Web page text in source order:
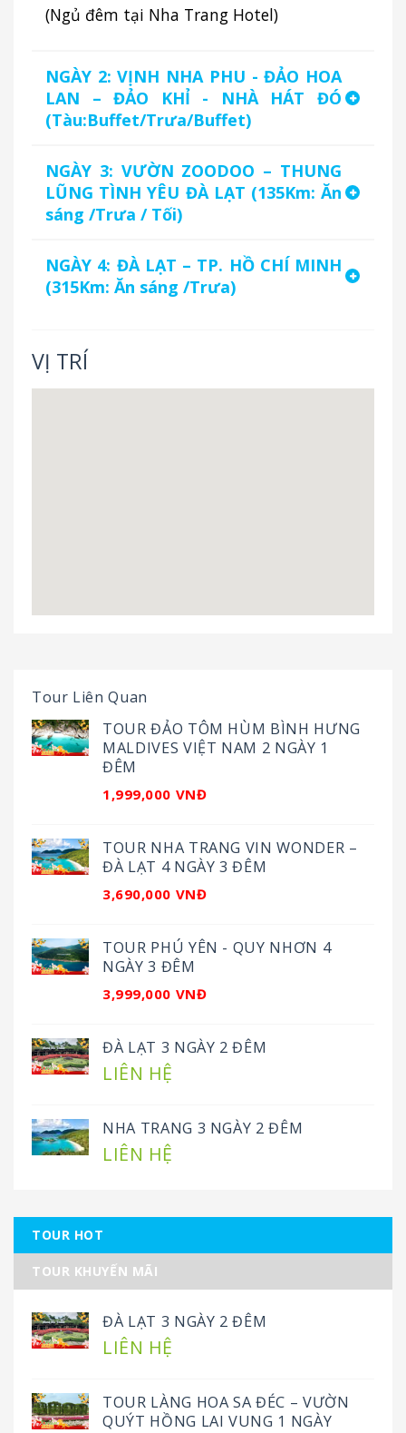
(Ngủ đêm tại Nha Trang Hotel)
NGÀY 2: VỊNH NHA PHU - ĐẢO HOA
LAN – ĐẢO KHỈ - NHÀ HÁT ĐÓ
(Tàu:Buffet/Trưa/Buffet)
NGÀY 3: VƯỜN ZOODOO – THUNG
LŨNG TÌNH YÊU ĐÀ LẠT (135Km: Ăn
sáng /Trưa / Tối)
NGÀY 4: ĐÀ LẠT – TP. HỒ CHÍ MINH
(315Km: Ăn sáng /Trưa)
VỊ TRÍ
Tour Liên Quan
TOUR ĐẢO TÔM HÙM BÌNH HƯNG
MALDIVES VIỆT NAM 2 NGÀY 1
ĐÊM
1,999,000 VNĐ
TOUR NHA TRANG VIN WONDER –
ĐÀ LẠT 4 NGÀY 3 ĐÊM
3,690,000 VNĐ
TOUR PHÚ YÊN - QUY NHƠN 4
NGÀY 3 ĐÊM
3,999,000 VNĐ
ĐÀ LẠT 3 NGÀY 2 ĐÊM
LIÊN HỆ
NHA TRANG 3 NGÀY 2 ĐÊM
LIÊN HỆ
TOUR HOT
TOUR KHUYẾN MÃI
ĐÀ LẠT 3 NGÀY 2 ĐÊM
LIÊN HỆ
TOUR LÀNG HOA SA ĐÉC – VƯỜN
QUÝT HỒNG LAI VUNG 1 NGÀY